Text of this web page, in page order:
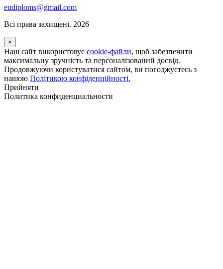
eudiploms@gmail.com
Всі права захищені. 2026
×
Наш сайт використовує cookie-файли, щоб забезпечити
максимальну зручність та персоналізований досвід.
Продовжуючи користуватися сайтом, ви погоджуєтесь з
нашою Політикою конфіденційності.
Прийняти
Политика конфиденциальности